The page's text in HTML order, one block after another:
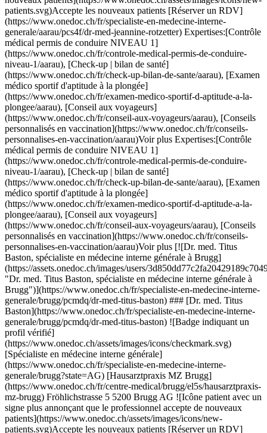
5s/hausarztpraxis-mz-brugg) Fröhlichstrasse 5 5200 Brugg AG ![Icône patient avec un signe plus annonçant que le professionnel accepte de nouveaux patients](https://www.onedoc.ch/assets/images/icons/new-patients.svg)Accepte les nouveaux patients [Réserver un RDV](https://www.onedoc.ch/fr/specialiste-en-medecine-interne-generale/brugg/pcmdq/dr-med-titus-baston) Expertises:[Contrôle médical permis de conduire NIVEAU 1](https://www.onedoc.ch/fr/controle-medical-permis-de-conduire-niveau-1/brugg?state=AG), [Check-up | bilan de santé](https://www.onedoc.ch/fr/check-up-bilan-de-sante/brugg?state=AG), [Contrôle médical permis de conduire NIVEAU 2](https://www.onedoc.ch/fr/controle-medical-permis-de-conduire-niveau-2/brugg?state=AG), [Vaccination grippe](https://www.onedoc.ch/fr/vaccination-grippe/brugg?state=AG), [Grippe | Symptômes de la grippe | Rhume](https://www.onedoc.ch/fr/grippe-symptomes-de-la-grippe-rhume/brugg?state=AG)Voir plus Expertises:[Contrôle médical permis de conduire NIVEAU 1](https://www.onedoc.ch/fr/controle-medical-permis-de-conduire-niveau-1/brugg?state=AG), [Check-up | bilan de santé](https://www.onedoc.ch/fr/check-up-bilan-de-sante/brugg?state=AG), [Contrôle médical permis de conduire NIVEAU 2](https://www.onedoc.ch/fr/controle-medical-permis-de-conduire-niveau-2/brugg?state=AG), [Vaccination grippe](https://www.onedoc.ch/fr/vaccination-grippe/brugg?state=AG), [Grippe | Symptômes de la grippe | Rhume](https://www.onedoc.ch/fr/grippe-symptomes-de-la-grippe-rhume/brugg?state=AG)Voir plus [![Dr. med. Agim Asllani, médecin généraliste à Aarau](https://assets.onedoc.ch/images/users/f795f70bd206ce10347c875c840ca1b047a2331574c8d21575c09219305ec142-small.jpg "Dr. med. Agim Asllani, médecin généraliste à Aarau")](https://www.onedoc.ch/fr/medecin-generaliste/aarau/pcrj1/dr-med-agim-asllani) ### [Dr. med. Agim Asllani](https://www.onedoc.ch/fr/medecin-generaliste/aarau/pcrj1/dr-med-agim-asllani) [Médecin généraliste](https://www.onedoc.ch/fr/medecin-generaliste/aarau) [Praxis Dr. med. (RSK) Agim Asllani](https://www.onedoc.ch/fr/centre-medical/aarau/eytt/praxis-dr-med-rsk-agim-asllani) Bahnhofstrasse 92 5000 Aarau ![Dr. med. Agim Asllani est affilié au réseau ArgoMed](https://assets.onedoc.ch/images/networks/logos/56e2a8e8292e9df6e76e9f4a2e0ed8e8d2214c4de1f587b1dba51bed3a27b454-small.png) ![Icône patient avec un signe plus annonçant que le professionnel accepte de nouveaux patients](https://www.onedoc.ch/assets/images/icons/new-patients.svg)Accepte les nouveaux patients [Réserver un RDV](https://www.onedoc.ch/fr/medecin-generaliste/aarau/pcrj1/dr-med-agim-asllani) Expertises:[Contrôle médical permis de conduire NIVEAU 1](https://www.onedoc.ch/fr/controle-medical-permis-de-conduire-niveau-1/aarau), [Check-up sanguin](https://www.onedoc.ch/fr/check-up-sanguin/aarau), [Check-up | bilan de santé](https://www.onedoc.ch/fr/check-up-bilan-de-sante/aarau), [Mesure du taux de fer | Ferritine](https://www.onedoc.ch/fr/mesure-du-taux-de-fer-ferritine/aarau), [Mesure de la pression artérielle | Tension](https://www.onedoc.ch/fr/mesure-de-la-pression-arterielle-tension/aarau), [Vaccination encéphalite à tiques (FSME)](https://www.onedoc.ch/fr/vaccination-encephalite-a-tiques-fsme/aarau), [Contrôle médical permis de conduire NIVEAU 2](https://www.onedoc.ch/fr/controle-medical-permis-de-conduire-niveau-2/aarau)Voir plus Expertises:[Contrôle médical permis de conduire NIVEAU 1](https://www.onedoc.ch/fr/controle-medical-permis-de-conduire-niveau-1/aarau), [Check-up sanguin](https://www.onedoc.ch/fr/check-up-sanguin/aarau), [Check-up | bilan de santé](https://www.onedoc.ch/fr/check-up-bilan-de-sante/aarau), [Mesure du taux de fer | Ferritine](https://www.onedoc.ch/fr/mesure-du-taux-de-fer-ferritine/aarau), [Mesure de la pression artérielle | Tension](https://www.onedoc.ch/fr/mesure-de-la-pression-arterielle-tension/aarau), [Vaccination encéphalite à tiques (FSME)](https://www.onedoc.ch/fr/vaccination-encephalite-a-tiques-fsme/aarau), [Contrôle médical permis de conduire NIVEAU 2](https://www.onedoc.ch/fr/controle-medical-permis-de-conduire-niveau-2/aarau)Voir plus [![Dipl. med. Stephan-Alfred Schiebel, médecin généraliste à Aarau](https://assets.onedoc.ch/images/users/c5bcafdc294cf7f9bad141a4b0496002b675d3541a921eac771e7ec5e08d2de3-small.jpg "Dipl. med. Stephan-Alfred Schiebel, médecin généraliste à Aarau")](https://www.onedoc.ch/fr/medecin-generaliste/aarau/p0ee/dipl-med-stephan-alfred-schiebel) ### [Dipl. med. Stephan-Alfred Schiebel](https://www.onedoc.ch/fr/medecin-generaliste/aarau/p0ee/dipl-med-stephan-alfred-schiebel) ![Badge indiquant un profil vérifié](https://www.onedoc.ch/assets/images/icons/checkmark.svg) [Médecin généraliste](https://www.onedoc.ch/fr/medecin-generaliste/aarau) [Arzthaus Aarau](https://www.onedoc.ch/fr/centre-medical/aarau/eqw6/arzthaus-aarau) Bahnhofstrasse 29 5000 Aarau ![Icône patient avec un signe moins annonçant que le professionnel n’accepte pas de nouveaux patients](https://www.onedoc.ch/assets/images/icons/no-new-patients.svg)N'accepte pas de nouveaux patients [Réserver un RDV](https://www.onedoc.ch/fr/medecin-generaliste/aarau/p0ee/dipl-med-stephan-alfred-schiebel) Expertises:[Contrôle médical permis de conduire NIVEAU 1](https://www.onedoc.ch/fr/controle-medical-permis-de-conduire-niveau-1/aarau), [Examen préventif de la médecine du travail](https://www.onedoc.ch/fr/examen-preventif-de-la-medecine-du-travail/aarau), [Urgence en médecine générale](https://www.onedoc.ch/fr/urgence-en-medecine-generale/aarau), [Holter](https://www.onedoc.ch/fr/holter/aarau), [Pression artérielle à long terme | Contrôle de la pression artérielle sur 24 heures](https://www.onedoc.ch/fr/pression-arterielle-a-long-terme-controle-de-la-pression-arterielle-sur-24-heures/aarau), [Conseils personnalisés en vaccination](https://www.onedoc.ch/fr/conseils-personnalises-en-vaccination/aarau), [Vaccination Zona](https://www.onedoc.ch/fr/vaccination-zona/aarau), [Vaccination hépatite A/B](https://www.onedoc.ch/fr/vaccination-hepatite-a-b/aarau), [Vaccination Papillomavirus Humain (HPV)](https://www.onedoc.ch/fr/vaccination-papillomavirus-humain-hpv/aarau)Voir plus Expertises:[Contrôle médical permis de conduire NIVEAU 1](https://www.onedoc.ch/fr/controle-medical-permis-de-conduire-niveau-1/aarau), [Examen préventif de la médecine du travail](https://www.onedoc.ch/fr/examen-preventif-de-la-medecine-du-travail/aarau), [Urgence en médecine générale](https://www.onedoc.ch/fr/urgence-en-medecine-generale/aarau), [Holter](https://www.onedoc.ch/fr/holter/aarau), [Pression artérielle à long terme | Contrôle de la pression artérielle sur 24 heures](https://www.onedoc.ch/fr/pression-arterielle-a-long-terme-controle-de-la-pression-arterielle-sur-24-heures/aarau), [Conseils personnalisés en vaccination](https://www.onedoc.ch/fr/conseils-personnalises-en-vaccination/aarau), [Vaccination Zona](https://www.onedoc.ch/fr/vaccination-zona/aarau), [Vaccination hépatite A/B](https://www.onedoc.ch/fr/vaccination-hepatite-a-b/aarau), [Vaccination Papillomavirus Humain (HPV)](https://www.onedoc.ch/fr/vaccination-papillomavirus-humain-hpv/aarau)Voir plus [![Dr. med. (DE) Charalampos Gousis, médecin généraliste à Aarau](https://assets.onedoc.ch/images/users/114a167f7cd60cbeab2383787efa70c86352c78407e8a4cfb52e6f8b21b54c6b-small.jpg "Dr. med. (DE) Charalampos Gousis, médecin généraliste à Aarau")](https://www.onedoc.ch/fr/medecin-generaliste/aarau/pzu4/dr-med-de-charalampos-gousis) ### [Dr. med. (DE) Charalampos Gousis](https://www.onedoc.ch/fr/medecin-generaliste/aarau/pzu4/dr-med-de-charalampos-gousis) ![Badge indiquant un profil vérifié](https://www.onedoc.ch/assets/images/icons/checkmark.svg) [Médecin généraliste](https://www.onedoc.ch/fr/medecin-generaliste/aarau) [Arzthaus Aarau](https://www.onedoc.ch/fr/centre-medical/aarau/eqw6/arzthaus-aarau) Bahnhofstrasse 29 5000 Aarau ![Icône patient avec un signe plus annonçant que le professionnel accepte de nouveaux patients](https://www.onedoc.ch/assets/images/icons/new-patients.svg)Accepte les nouveaux patients [Réserver un RDV](https://www.onedoc.ch/fr/medecin-generaliste/aarau/pzu4/dr-med-de-charalampos-gousis) Expertises:[Contrôle médical permis de conduire NIVEAU 1](https://www.onedoc.ch/fr/controle-medical-permis-de-conduire-niveau-1/aarau), [Examen préventif de la médecine du travail](https://www.onedoc.ch/fr/examen-preventif-de-la-medecine-du-travail/aarau), [Urgence en médecine générale](https://www.onedoc.ch/fr/urgence-en-medecine-generale/aarau), [Holter](https://www.onedoc.ch/fr/holter/aarau), [Pression artérielle à long terme | Contrôle de la pression artérielle sur 24 heures](https://www.onedoc.ch/fr/pression-arterielle-a-long-terme-controle-de-la-pression-arterielle-sur-24-heures/aarau), [Conseils personnalisés en vaccination](https://www.onedoc.ch/fr/conseils-personnalises-en-vaccination/aarau), [Vaccination Zona](https://www.onedoc.ch/fr/vaccination-zona/aarau), [Vaccination hépatite A/B](https://www.onedoc.ch/fr/vaccination-hepatite-a-b/aarau), [Vaccination Papillomavirus Humain (HPV)](https://www.onedoc.ch/fr/vaccination-papillomavirus-humain-hpv/aarau)Voir plus Expertises:[Contrôle médical permis de conduire NIVEAU 1](https://www.onedoc.ch/fr/controle-medical-permis-de-conduire-niveau-1/aarau), [Examen préventif de la médecine du travail](https://www.onedoc.ch/fr/examen-preventif-de-la-medecine-du-travail/aarau), [Urgence en médecine générale](https://www.onedoc.ch/fr/urgence-en-medecine-generale/aarau), [Holter](https://www.onedoc.ch/fr/holter/aarau), [Pression artérielle à long terme | Contrôle de la pression artérielle sur 24 heures](https://www.onedoc.ch/fr/pression-arterielle-a-long-terme-controle-de-la-pression-arterielle-sur-24-heures/aarau), [Conseils personnalisés en vaccination](https://www.onedoc.ch/fr/conseils-personnalises-en-vaccination/aarau), [Vaccination Zona](https://www.onedoc.ch/fr/vaccination-zona/aarau), [Va